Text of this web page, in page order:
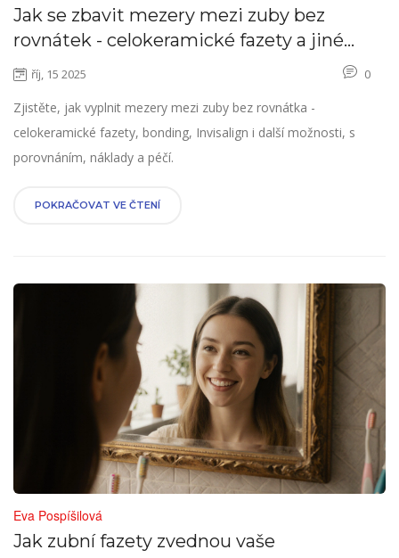
Jak se zbavit mezery mezi zuby bez
rovnátek - celokeramické fazety a jiné
možnosti
říj, 15 2025 0
Zjistěte, jak vyplnit mezery mezi zuby bez rovnátka -
celokeramické fazety, bonding, Invisalign i další možnosti, s
porovnáním, náklady a péčí.
POKRAČOVAT VE ČTENÍ
Eva Pospíšilová
Jak zubní fazety zvednou vaše